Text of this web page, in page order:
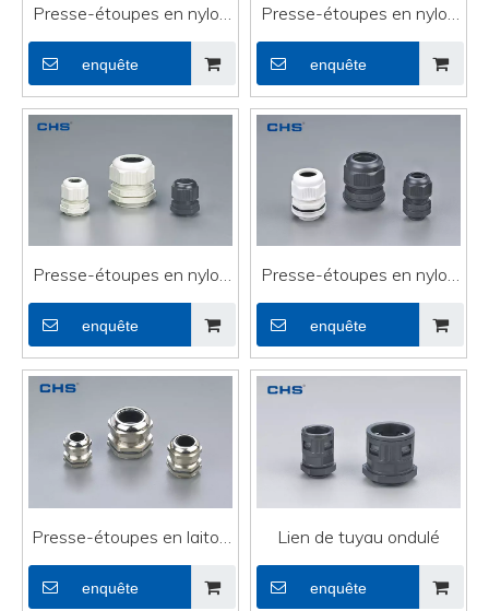
Presse-étoupes en nylon
(métrique) M12 × 1,5
enquête
Presse-étoupes en nylon
PG-N07
enquête
Presse-étoupes en nylon
PG-07
enquête
Presse-étoupes en nylon
(métrique) MG-12
enquête
Presse-étoupes en laiton
M8×1
enquête
Lien de tuyau ondulé
enquête